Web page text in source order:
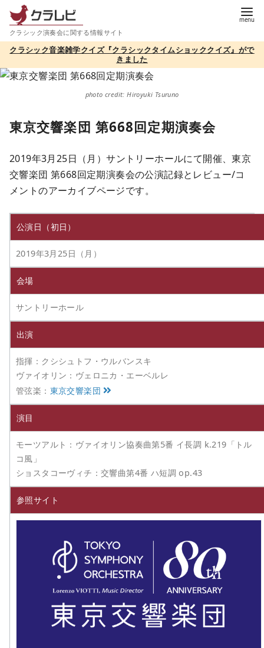
テ
ツ
クラシック演奏会に関する情報サイト
クラシック音楽雑学クイズ『クラシックタイムショッククイズ』がで
きました
photo credit: Hiroyuki Tsuruno
東京交響楽団 第668回定期演奏会
2019年3月25日（月）サントリーホールにて開催、東京
交響楽団 第668回定期演奏会の公演記録とレビュー/コ
メントのアーカイブページです。
公演日（初日）
2019年3月25日（月）
会場
サントリーホール
出演
指揮：クシシュトフ・ウルバンスキ
ヴァイオリン：ヴェロニカ・エーベルレ
管弦楽： 東京交響楽団
演目
モーツアルト：ヴァイオリン協奏曲第5番 イ長調 k.219「トル
コ風」
ショスタコーヴィチ：交響曲第4番 ハ短調 op.43
参照サイト